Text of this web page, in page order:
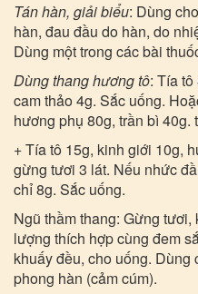
Tán hàn, giải biểu: Dùng
hàn, đau đầu do hàn, do
Dùng một trong các bài
Dùng thang hương tô: Tía
cam thảo 4g. Sắc uống.
hương phụ 80g, trần bì 40g.
+ Tía tô 15g, kinh giới 10g,
gừng tươi 3 lát. Nếu nhức
chỉ 8g. Sắc uống.
Ngũ thầm thang: Gừng
lượng thích hợp cùng đem
khuấy đều, cho uống.
phong hàn (cảm cúm).